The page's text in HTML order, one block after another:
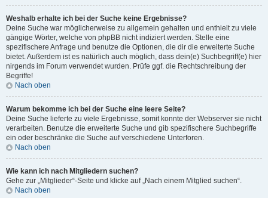
Weshalb erhalte ich bei der Suche keine Ergebnisse?
Deine Suche war möglicherweise zu allgemein gehalten und enthielt zu viele
gängige Wörter, welche von phpBB nicht indiziert werden. Stelle eine
spezifischere Anfrage und benutze die Optionen, die dir die erweiterte Suche
bietet. Außerdem ist es natürlich auch möglich, dass dein(e) Suchbegriff(e) hier
nirgends im Forum verwendet wurden. Prüfe ggf. die Rechtschreibung der
Begriffe!
Nach oben
Warum bekomme ich bei der Suche eine leere Seite?
Deine Suche lieferte zu viele Ergebnisse, somit konnte der Webserver sie nicht
verarbeiten. Benutze die erweiterte Suche und gib spezifischere Suchbegriffe
ein oder beschränke die Suche auf verschiedene Unterforen.
Nach oben
Wie kann ich nach Mitgliedern suchen?
Gehe zur „Mitglieder“-Seite und klicke auf „Nach einem Mitglied suchen“.
Nach oben